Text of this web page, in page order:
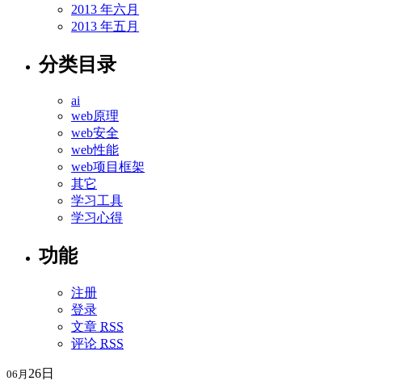
2013 年六月
2013 年五月
分类目录
ai
web原理
web安全
web性能
web项目框架
其它
学习工具
学习心得
功能
注册
登录
文章 RSS
评论 RSS
06月 26日